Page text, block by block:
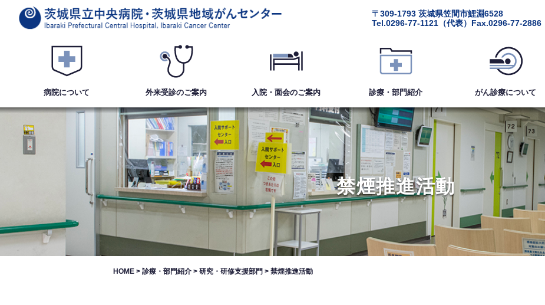
〒309-1793 茨城県笠間市鯉淵6528
Tel.0296-77-1121（代表） Fax.0296-77-2886
病院について 外来受診のご案内 入院・面会のご案内 診療・部門紹介 がん診療について
禁煙推進活動
HOME > 診療・部門紹介 > 研究・研修支援部門 > 禁煙推進活動